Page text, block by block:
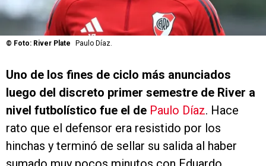
Foto: River Plate Paulo Díaz.
Uno de los fines de ciclo más anunciados
luego del discreto primer semestre de River a
nivel futbolístico fue el dePaulo Díaz. Hace
rato que el defensor era resistido por los
hinchas y terminó de sellar su salida al haber
sumado muy pocos minutos con Eduardo
Coudet. Luego de rescindir su contrato yser
presentado en el Atlanta United de la Major